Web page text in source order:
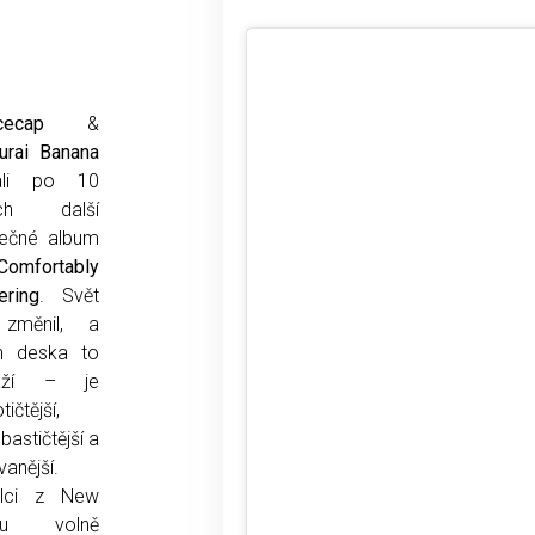
&
Banana
po 10
další
album
. Svět
a
deska to
– je
a
z New
volně